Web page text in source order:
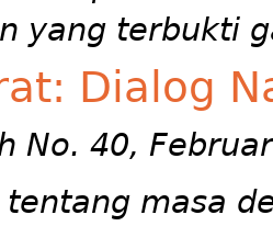
yang terbukti
Dialog
No. 40,
masa